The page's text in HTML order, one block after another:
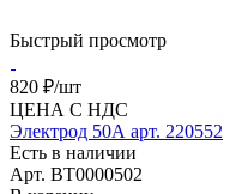
Быстрый просмотр
820 ₽/шт
ЦЕНА С НДС
Электрод 50А арт. 220552
Есть в наличии
Арт. BT0000502